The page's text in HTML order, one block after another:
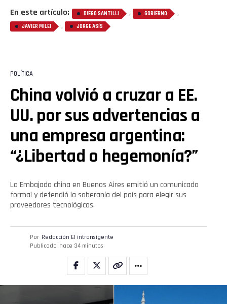
En este artículo: DIEGO SANTILLI , GOBIERNO ,
JAVIER MILEI , JORGE ASÍS
POLÍTICA
China volvió a cruzar a EE.
UU. por sus advertencias a
una empresa argentina:
“¿Libertad o hegemonía?”
La Embajada china en Buenos Aires emitió un comunicado
formal y defendió la soberanía del país para elegir sus
proveedores tecnológicos.
Por Redacción El intransigente
Publicado hace 34 minutos